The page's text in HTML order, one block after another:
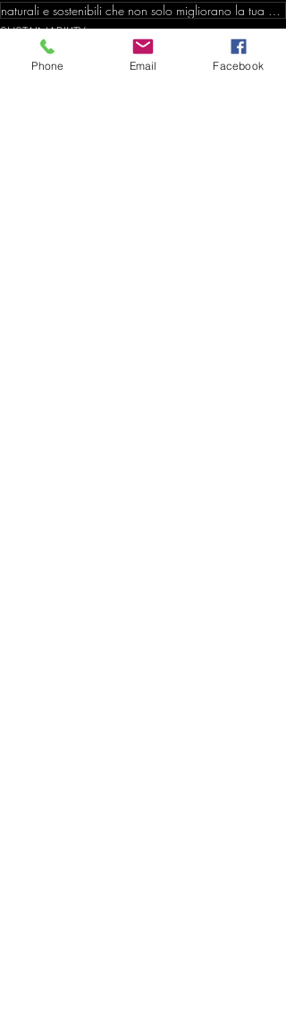
naturali e sostenibili che non solo migliorano la tua bellezza ma contribuiscono anche a un pianeta
SUSTAINABILITY
Phone Email Facebook